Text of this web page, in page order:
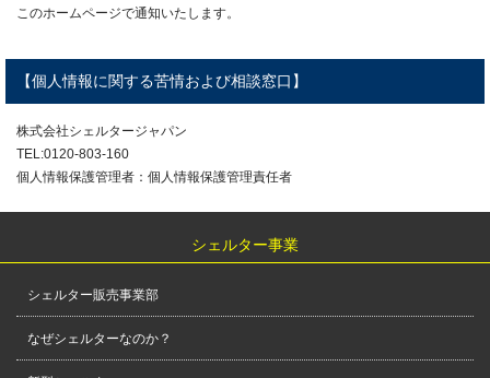
このホームページで通知いたします。
【個人情報に関する苦情および相談窓口】
株式会社シェルタージャパン
TEL:0120-803-160
個人情報保護管理者：個人情報保護管理責任者
シェルター事業
シェルター販売事業部
なぜシェルターなのか？